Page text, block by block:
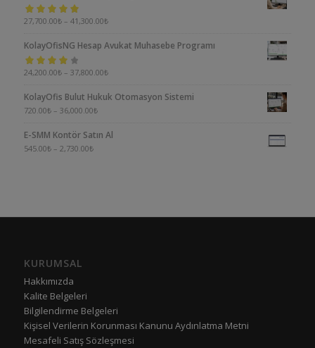
5 üzerinden
27,700.00₺ – 41,300.00₺
KolayOfisNG Hesap Avukat Muhasebe Programı
5
4.00oy aldı
24,200.00₺ – 37,800.00₺
KolayOfis Bulut Hukuk Otomasyon Sistemi
720.00₺ – 36,000.00₺
E-SMM Kontör Satın Al
545.00₺ – 2,730.00₺
KURUMSAL
Hakkımızda
Kalite Belgeleri
Bilgilendirme Belgeleri
Kişisel Verilerin Korunması Kanunu Aydınlatma Metni
Mesafeli Satış Sözleşmesi